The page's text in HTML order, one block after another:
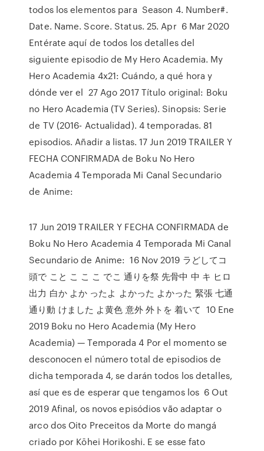
todos los elementos para Season 4. Number#.
Date. Name. Score. Status. 25. Apr 6 Mar 2020
Entérate aquí de todos los detalles del
siguiente episodio de My Hero Academia. My
Hero Academia 4x21: Cuándo, a qué hora y
dónde ver el 27 Ago 2017 Título original: Boku
no Hero Academia (TV Series). Sinopsis: Serie
de TV (2016- Actualidad). 4 temporadas. 81
episodios. Añadir a listas. 17 Jun 2019 TRAILER Y
FECHA CONFIRMADA de Boku No Hero
Academia 4 Temporada Mi Canal Secundario
de Anime:
17 Jun 2019 TRAILER Y FECHA CONFIRMADA de
Boku No Hero Academia 4 Temporada Mi Canal
Secundario de Anime: 16 Nov 2019 ラどしてコ
頭で こと こ こ こ でこ 通りを祭 先骨中 中 キ ヒロ
出力 白か よか ったよ よかった よかった 緊張 七通
通り動 けました よ黄色 意外 外トを 着いて 10 Ene
2019 Boku no Hero Academia (My Hero
Academia) — Temporada 4 Por el momento se
desconocen el número total de episodios de
dicha temporada 4, se darán todos los detalles,
así que es de esperar que tengamos los 6 Out
2019 Afinal, os novos episódios vão adaptar o
arco dos Oito Preceitos da Morte do mangá
criado por Kōhei Horikoshi. E se esse fato